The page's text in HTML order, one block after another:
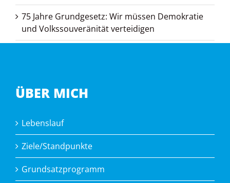
75 Jahre Grundgesetz: Wir müssen Demokratie
und Volkssouveränität verteidigen
ÜBER MICH
Lebenslauf
Ziele/Standpunkte
Grundsatzprogramm